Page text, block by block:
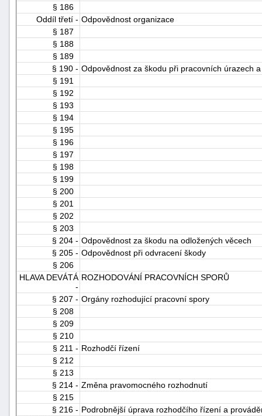
§ 186
Oddíl třetí - Odpovědnost organizace
§ 187
§ 188
§ 189
§ 190 - Odpovědnost za škodu při pracovních úrazech
§ 191
§ 192
§ 193
§ 194
§ 195
§ 196
§ 197
§ 198
§ 199
§ 200
§ 201
§ 202
§ 203
§ 204 - Odpovědnost za škodu na odložených věcech
§ 205 - Odpovědnost při odvracení škody
§ 206
HLAVA DEVÁTÁ
-
ROZHODOVÁNÍ PRACOVNÍCH SPORŮ
§ 207 - Orgány rozhodující pracovní spory
§ 208
§ 209
§ 210
§ 211 - Rozhodčí řízení
§ 212
§ 213
§ 214 - Změna pravomocného rozhodnutí
§ 215
§ 216 - Podrobnější úprava rozhodčího řízení a